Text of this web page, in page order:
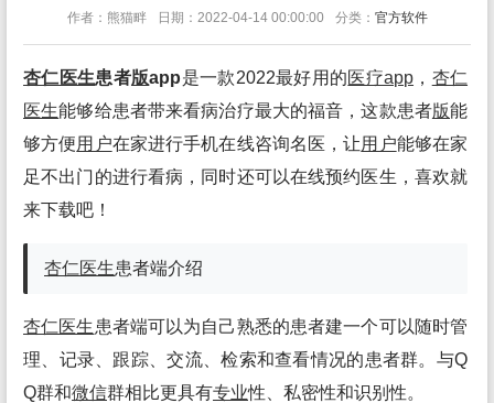
作者：熊猫畔 日期：2022-04-14 00:00:00 分类： 官方软件
杏仁医生患者版app是一款2022最好用的医疗app ， 杏仁
医生能够给患者带来看病治疗最大的福音，这款患者版能
够方便用户在家进行手机在线咨询名医，让用户能够在家
足不出门的进行看病，同时还可以在线预约医生，喜欢就
来下载吧！
杏仁医生患者端介绍
杏仁医生患者端可以为自己熟悉的患者建一个可以随时管
理、记录、跟踪、交流、检索和查看情况的患者群。与Q
Q群和微信群相比更具有专业性、私密性和识别性。